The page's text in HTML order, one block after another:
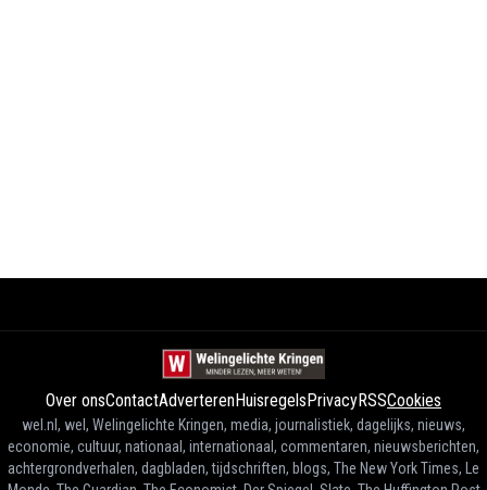
Over onsContactAdverterenHuisregelsPrivacyRSSCookies
wel.nl, wel, Welingelichte Kringen, media, journalistiek, dagelijks, nieuws,
economie, cultuur, nationaal, internationaal, commentaren, nieuwsberichten,
achtergrondverhalen, dagbladen, tijdschriften, blogs, The New York Times, Le